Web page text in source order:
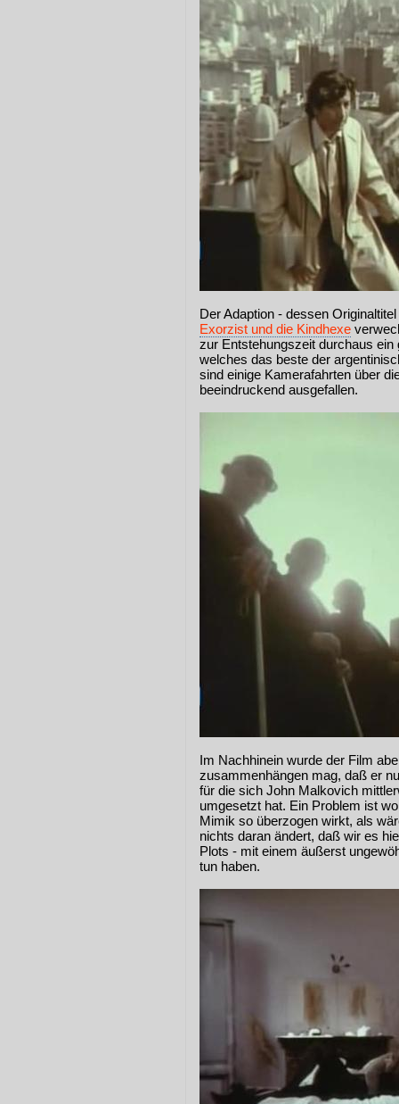
Der Adaption - dessen
Exorzist und die Kindhexe
zur Entstehungszeit durchaus
welches das beste der
sind einige Kamerafahrten über
beeindruckend ausgefallen.
Im Nachhinein wurde der Film
zusammenhängen mag, daß er
für die sich John Malkovich
umgesetzt hat. Ein Problem ist
Mimik so überzogen wirkt, als
nichts daran ändert, daß wir es
Plots - mit einem äußerst
tun haben.